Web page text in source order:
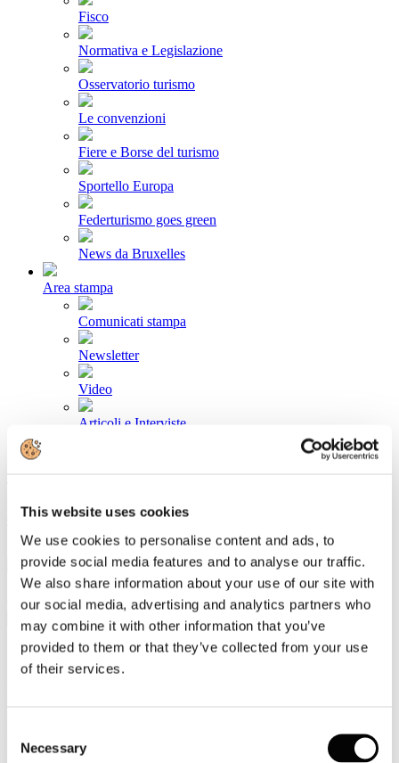
This website uses cookies
We use cookies to personalise content and ads, to
provide social media features and to analyse our traffic.
We also share information about your use of our site with
our social media, advertising and analytics partners who
may combine it with other information that you’ve
provided to them or that they’ve collected from your use
of their services.
Selection
Necessary
Fisco
Normativa e Legislazione
Osservatorio turismo
Le convenzioni
Fiere e Borse del turismo
Sportello Europa
Federturismo goes green
News da Bruxelles
Area stampa
Comunicati stampa
Newsletter
Video
Articoli e Interviste
Email segreteria@federturismo.it
Come aderire
Login
Cerca...
nell’accoglienza